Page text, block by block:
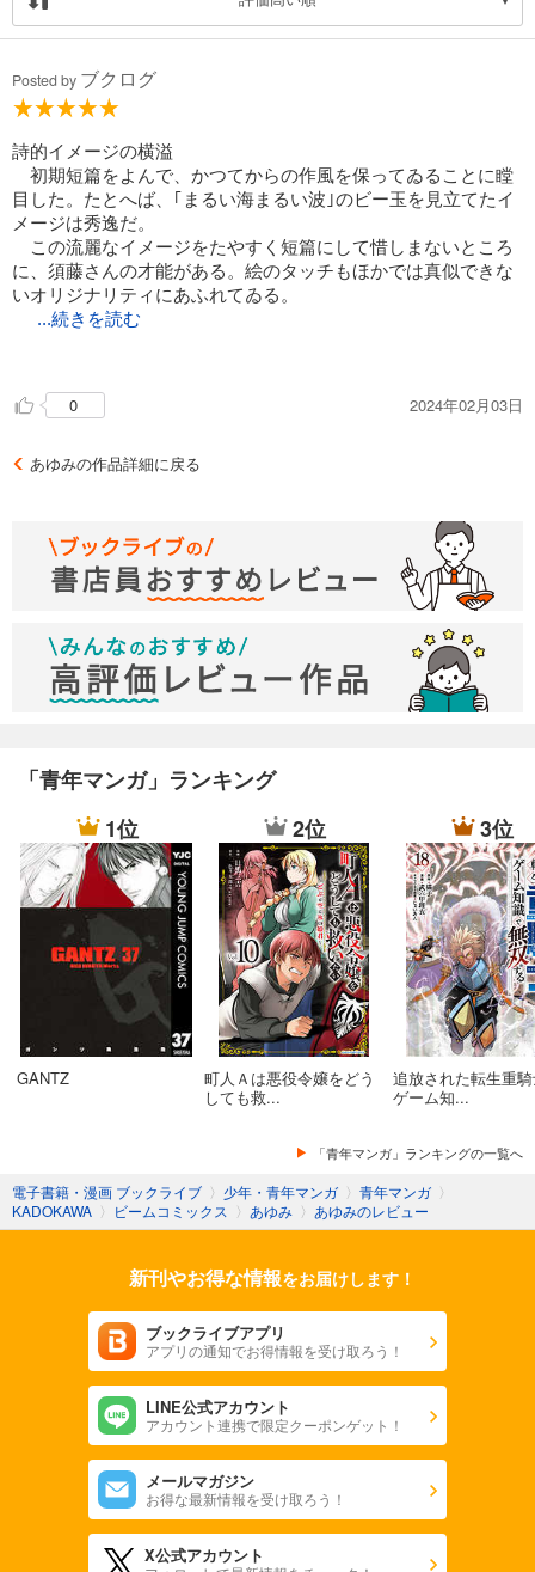
Posted by ブクログ
詩的イメージの横溢
初期短篇をよんで、かつてからの作風を保ってゐることに瞠
目した。たとへば、｢まるい海まるい波｣のビー玉を見立てたイ
メージは秀逸だ。
この流麗なイメージをたやすく短篇にして惜しまないところ
に、須藤さんの才能がある。絵のタッチもほかでは真似できな
いオリジナリティにあふれてゐる。
...続きを読む
デビュー作の「わたくしどものナイーヴ」も載ってゐる。フ
0 2024年02月03日
あゆみの作品詳細に戻る
「青年マンガ」ランキング
1位
GANTZ
2位
町人Ａは悪役令嬢をどう
しても救...
3位
追放された転生重
ゲーム知...
「青年マンガ」ランキングの一覧へ
電子書籍・漫画 ブックライブ 〉 少年・青年マンガ 〉 青年マンガ 〉
KADOKAWA 〉 ビームコミックス 〉 あゆみ 〉 あゆみのレビュー
新刊やお得な情報をお届けします！
ブックライブアプリ
アプリの通知でお得情報を受け取ろう！
LINE公式アカウント
アカウント連携で限定クーポンゲット！
メールマガジン
お得な最新情報を受け取ろう！
X公式アカウント